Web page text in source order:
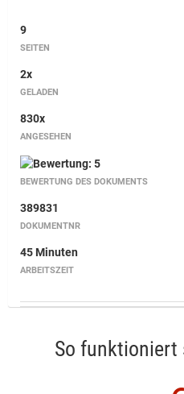
9
SEITEN
2x
GELADEN
830x
ANGESEHEN
BEWERTUNG DES DOKUMENTS
389831
DOKUMENTNR
45 Minuten
ARBEITSZEIT
So